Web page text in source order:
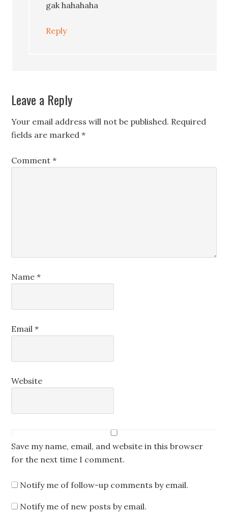
gak hahahaha
Reply
Leave a Reply
Your email address will not be published. Required
fields are marked*
Comment*
Name*
Email*
Website
Save my name, email, and website in this browser
for the next time I comment.
Notify me of follow-up comments by email.
Notify me of new posts by email.